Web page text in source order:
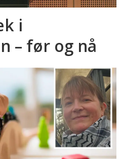
i
– før og nå